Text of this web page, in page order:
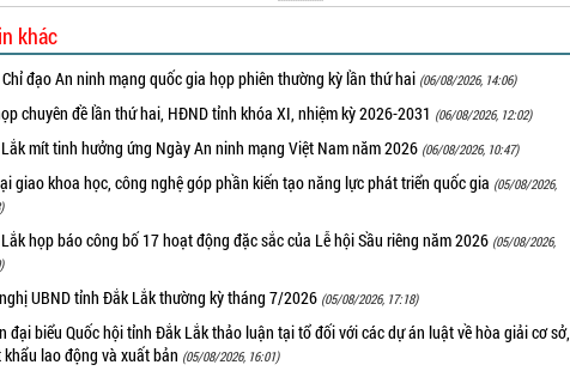
khác
đạo An ninh mạng quốc gia họp phiên thường kỳ lần thứ hai (06/08/2026, 14:06)
chuyên đề lần thứ hai, HĐND tỉnh khóa XI, nhiệm kỳ 2026-2031 (06/08/2026, 12:02)
mít tinh hưởng ứng Ngày An ninh mạng Việt Nam năm 2026 (06/08/2026, 10:47)
giao khoa học, công nghệ góp phần kiến tạo năng lực phát triển quốc gia (05/08/2026,
họp báo công bố 17 hoạt động đặc sắc của Lễ hội Sầu riêng năm 2026 (05/08/2026,
UBND tỉnh Đắk Lắk thường kỳ tháng 7/2026 (05/08/2026, 17:18)
đại biểu Quốc hội tỉnh Đắk Lắk thảo luận tại tổ đối với các dự án luật về hòa giải cơ sở,
khẩu lao động và xuất bản (05/08/2026, 16:01)